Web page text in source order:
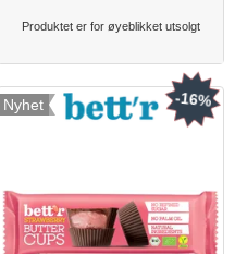
Produktet er for øyeblikket utsolgt
Nyhet -16%